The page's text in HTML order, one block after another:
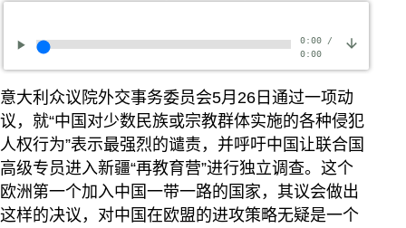
0:00/
0:00
意大利众议院外交事务委员会5月26日通过一项动
议，就“中国对少数民族或宗教群体实施的各种侵犯
人权行为”表示最强烈的谴责，并呼吁中国让联合国
高级专员进入新疆“再教育营”进行独立调查。这个
欧洲第一个加入中国一带一路的国家，其议会做出
这样的决议，对中国在欧盟的进攻策略无疑是一个